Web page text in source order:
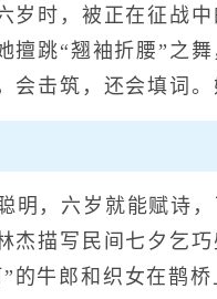
时，被正在征战中
跳“翘袖折腰”之
会击筑，还会填词。
六岁就能赋诗，
描写民间七夕乞
的牛郎和织女在鹊